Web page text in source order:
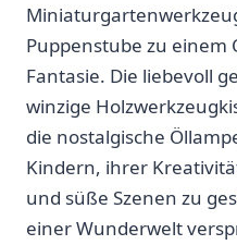
Puppenstube zu⁢ einem
Fantasie. Die liebevoll
⁣winzige
die nostalgische
Kindern, ihrer⁣
und süße Szenen⁤ zu
einer Wunderwelt⁤